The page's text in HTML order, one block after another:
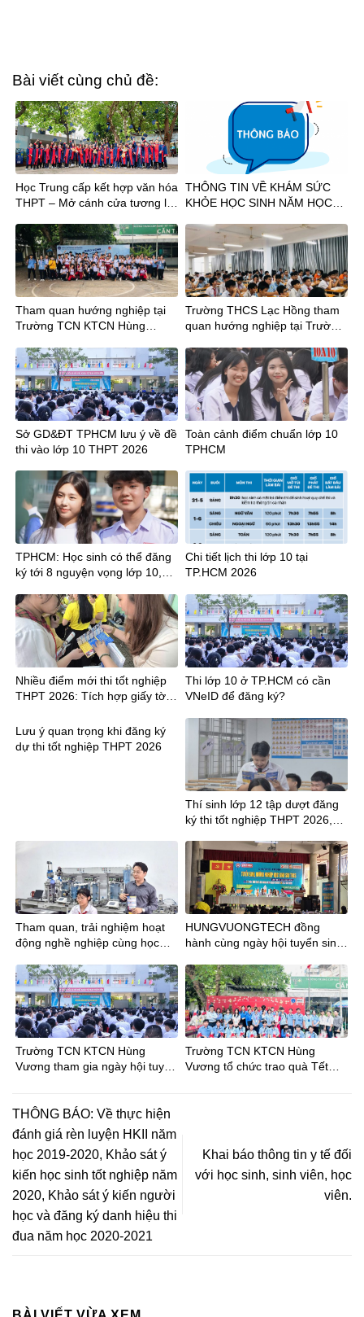
Bài viết cùng chủ đề:
Học Trung cấp kết hợp văn hóa
THPT – Mở cánh cửa tương lai
THÔNG TIN VỀ KHÁM SỨC
KHỎE HỌC SINH NĂM HỌC
Tham quan hướng nghiệp tại
Trường TCN KTCN Hùng
THCS Chu Văn An và THCS
Hậu Giang
Trường THCS Lạc Hồng tham
quan hướng nghiệp tại Trường
ghệ Hùng Vương
Sở GD&ĐT TPHCM lưu ý về đề
thi vào lớp 10 THPT 2026
Toàn cảnh điểm chuẩn lớp 10
TPHCM
TPHCM: Học sinh có thể đăng
ký tới 8 nguyện vọng lớp 10,
Chi tiết lịch thi lớp 10 tại
TP.HCM 2026
Nhiều điểm mới thi tốt nghiệp
THPT 2026: Tích hợp giấy tờ,
ngày
Thi lớp 10 ở TP.HCM có cần
VNeID để đăng ký?
Lưu ý quan trọng khi đăng ký
dự thi tốt nghiệp THPT 2026
Thí sinh lớp 12 tập dượt đăng
ký thi tốt nghiệp THPT 2026,
Tham quan, trải nghiệm hoạt
động nghề nghiệp cùng học
Lưu tại Trường TCN
KTCNHùng Vương
HUNGVUONGTECH đồng
hành cùng ngày hội tuyển sinh
Trường TCN KTCN Hùng
Vương tham gia ngày hội tuyển
Trường TCN KTCN Hùng
Vương tổ chức trao quà Tết
THÔNG BÁO: Về thực hiện
đánh giá rèn luyện HKII năm
học 2019-2020, Khảo sát ý
kiến học sinh tốt nghiệp năm
2020, Khảo sát ý kiến người
học và đăng ký danh hiệu thi
đua năm học 2020-2021
Khai báo thông tin y tế đối
với học sinh, sinh viên, học
viên.